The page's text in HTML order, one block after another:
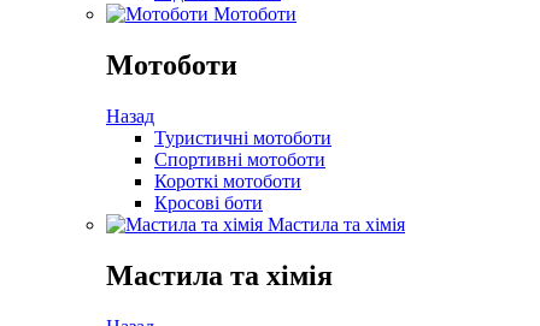
Мотоботи
Мотоботи
Назад
Туристичні мотоботи
Спортивні мотоботи
Короткі мотоботи
Кросові боти
Мастила та хімія
Мастила та хімія